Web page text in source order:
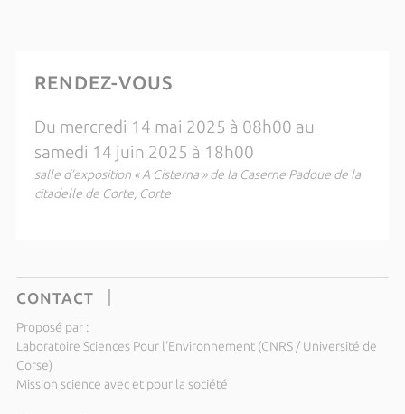
RENDEZ-VOUS
Du mercredi 14 mai 2025 à 08h00 au
samedi 14 juin 2025 à 18h00
salle d’exposition « A Cisterna » de la Caserne Padoue de la
citadelle de Corte, Corte
CONTACT
Proposé par :
Laboratoire Sciences Pour l'Environnement (CNRS / Université de
Corse)
Mission science avec et pour la société